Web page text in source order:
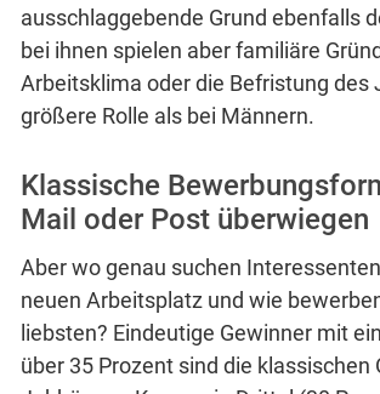
ausschlaggebende Grund ebenfalls
bei ihnen spielen aber familiäre
Arbeitsklima oder die Befristung des
größere Rolle als bei Männern.
Klassische
Mail oder Post überwiegen
Aber wo genau suchen
neuen Arbeitsplatz und wie
liebsten? Eindeutige Gewinner mit
über 35 Prozent sind die klassischen